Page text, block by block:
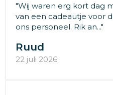
"Wij waren erg kort dag
van een cadeautje voor
ons personeel. Rik an..."
Ruud
22 juli 2026